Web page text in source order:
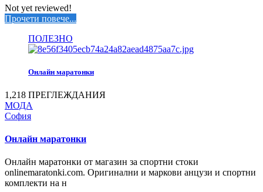
Not yet reviewed!
Прочети повече...
ПОЛЕЗНО
Онлайн маратонки
1,218 ПРЕГЛЕЖДАНИЯ
МОДА
София
Онлайн маратонки
Онлайн маратонки от магазин за спортни стоки
onlinemaratonki.com. Оригинални и маркови анцузи и спортни
комплекти на н